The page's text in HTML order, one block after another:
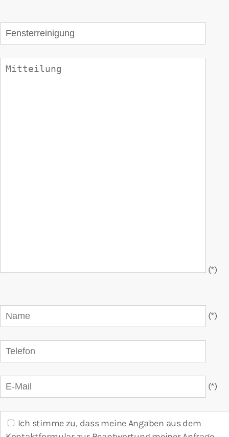
(*)
(*)
(*)
Ich stimme zu, dass meine Angaben aus dem